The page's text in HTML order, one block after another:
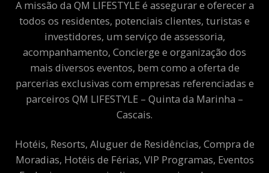
A missão da QM LIFESTYLE é assegurar e oferecer a
todos os residentes, potenciais clientes, turistas e
investidores, um serviço de assessoria,
acompanhamento, Concierge e organização dos
mais diversos eventos, bem como a oferta de
parcerias exclusivas com empresas referenciadas e
parceiros QM LIFESTYLE – Quinta da Marinha –
Cascais.
Hotéis, Resorts, Aluguer de Residências, Compra de
Moradias, Hotéis de Férias, VIP Programas, Eventos